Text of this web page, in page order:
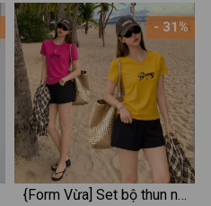
PB87
- 31%
{Form Vừa] Set bộ thun nữ